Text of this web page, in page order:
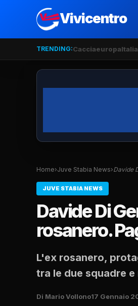
Vivicentro
TRENDING:CacciaeuropaItalia
Home›Juve Stabia News›Davide
JUVE STABIA NEWS
Davide Di
rosanero.
L'ex rosanero,
tra le due squadre
Di Mario Vollono17 Gennaio